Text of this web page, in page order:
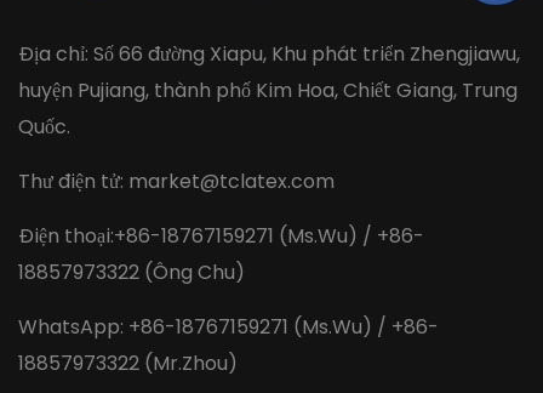
Địa chỉ: Số 66 đường Xiapu, Khu phát triển Zhengjiawu,
huyện Pujiang, thành phố Kim Hoa, Chiết Giang, Trung
Quốc.
Thư điện tử: market@tclatex.com
Điện thoại:+86-18767159271 (Ms.Wu) / +86-
18857973322 (Ông Chu)
WhatsApp: +86-18767159271 (Ms.Wu) / +86-
18857973322 (Mr.Zhou)